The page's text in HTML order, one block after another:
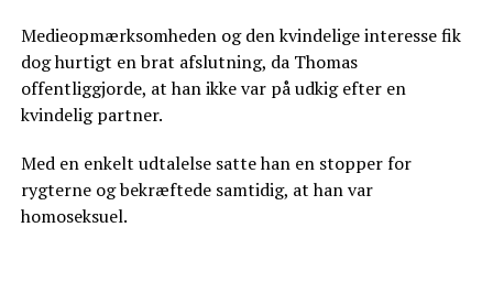
Medieopmærksomheden og den kvindelige interesse fik
dog hurtigt en brat afslutning, da Thomas
offentliggjorde, at han ikke var på udkig efter en
kvindelig partner.
Med en enkelt udtalelse satte han en stopper for
rygterne og bekræftede samtidig, at han var
homoseksuel.